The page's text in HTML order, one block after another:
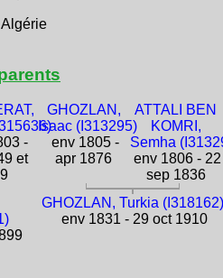
-
et
GHOZLAN,
Isaac (I313295)
env 1805 -
apr 1876
ATTALI BEN
KOMRI,
Semha
env 1806 - 22
sep 1836
GHOZLAN, Turkia (I318162)
env 1831 - 29 oct 1910